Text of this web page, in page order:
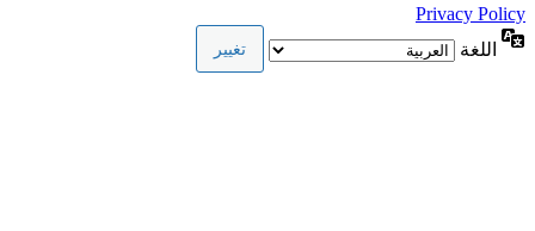
Privacy Policy
اللغة